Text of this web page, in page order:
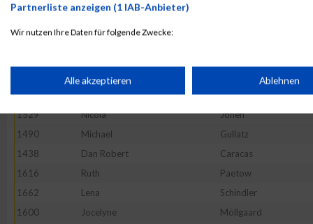
1720
Anke
Christoph
1462
Lisa Fette
1529
Nicola Jonen
1490
Michael Gullatz
1438
Dan Robert Caracas
1616
Ruth Paetow
1662
Lena Schindler
1600
Jocelyne Möllgaard
Partnerliste anzeigen (1 IAB-Anbieter)
Wir nutzen Ihre Daten für folgende Zwecke:
Speichern von oder Zugriff auf Informationen auf einem
Verwendung reduzierter Daten zur Auswahl von Werbeanzeigen
Verwendung von Profilen zur Auswahl personalisierter Werbung
Alle akzeptieren Ablehnen